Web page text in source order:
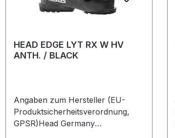
HEAD EDGE LYT RX W HV
ANTH. / BLACK
Angaben zum Hersteller (EU-
Produktsicherheitsverordnung,
GPSR)Head Germany